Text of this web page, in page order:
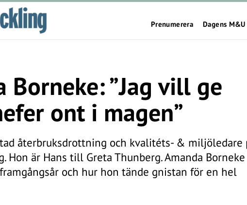
Prenumerera Dagens M&U
Borneke: ”Jag vill ge
ont i magen”
återbruksdrottning och kvalitéts- & miljöledare
Hon är Hans till Greta Thunberg. Amanda Borneke
och hur hon tände gnistan för en hel